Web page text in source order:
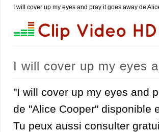
I will cover up my eyes and pray it goes away de
I will cover up my eyes
"I will cover up my eyes and
de "Alice Cooper" disponible
Tu peux aussi consulter